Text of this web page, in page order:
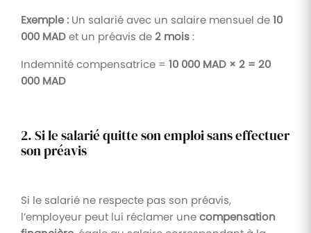
Exemple : Un salarié avec un salaire mensuel de10
000 MADet un préavis de2 mois:
Indemnité compensatrice = 10 000 MAD × 2 = 20
000 MAD
2. Si le salarié quitte son emploi sans effectuer
son préavis
Si le salarié ne respecte pas son préavis,
l’employeur peut lui réclamer unecompensation